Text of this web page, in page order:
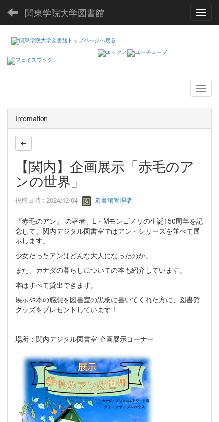
関東学院大学図書館
Infomation
【関内】企画展示「赤毛のア
ンの世界」
投稿日時 : 2024/12/04 図書館管理者
『赤毛のアン』 の著者、L・Mモンゴメリの生誕150周年を記
念して、関内デジタル図書室ではアン・シリーズを並べて展
示します。
少女だったアンはどんな大人になったのか。
また、カナダの暮らしについての本も紹介しています。
本はすべて貸出できます。
展示や本の感想を図書室の黒板に書いてくれた方に、図書館
グッズをプレゼントしています！
場所：関内デジタル図書室 企画展示コーナー